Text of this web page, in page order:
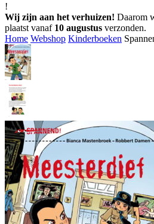
!
Wij zijn aan het verhuizen! Daarom
plaatst vanaf 10 augustus verzonden.
Home Webshop Kinderboeken